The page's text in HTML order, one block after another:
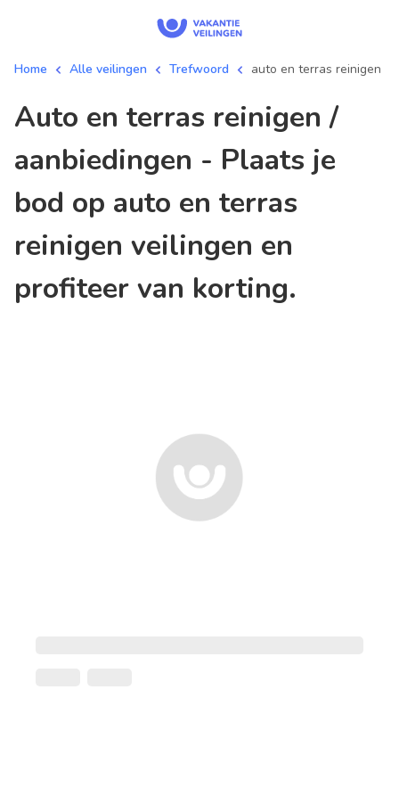
Home Alle veilingen Trefwoord auto en terras reinigen
auto en terras reinigen /
aanbiedingen - Plaats je
bod op auto en terras
reinigen veilingen en
profiteer van korting.